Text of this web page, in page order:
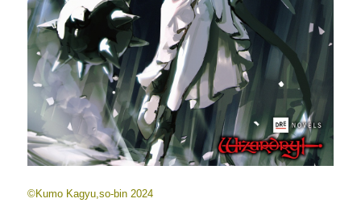
©Kumo Kagyu,so-bin 2024